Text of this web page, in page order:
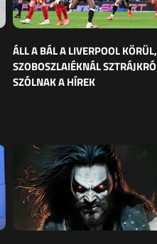
ÁLL A BÁL A LIVERPOOL KÖRÜL,
SZOBOSZLAIÉKNÁL
SZÓLNAK A HÍREK